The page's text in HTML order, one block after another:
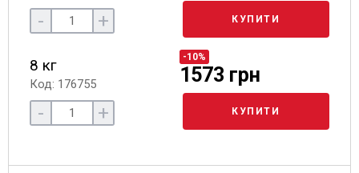
- + КУПИТИ
8 кг
Код: 176755
-10%
1573 грн
- + КУПИТИ